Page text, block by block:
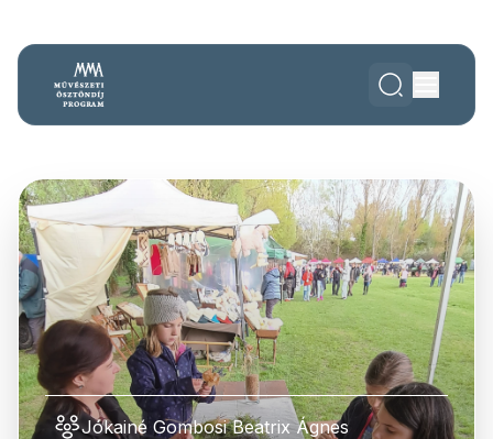
Jókainé Gombosi Beatrix Ágnes